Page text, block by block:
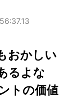
おかしい
るよな
トの価値